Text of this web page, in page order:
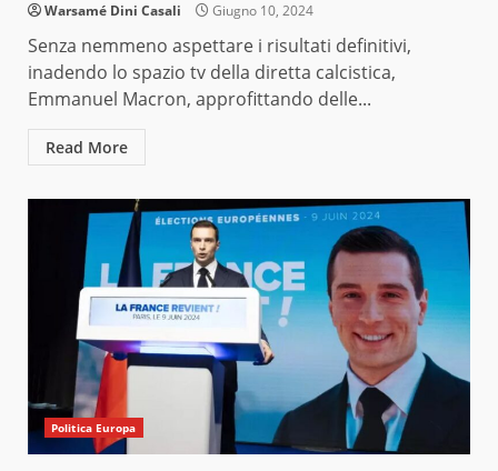
Warsamé Dini Casali Giugno 10, 2024
Senza nemmeno aspettare i risultati definitivi,
inadendo lo spazio tv della diretta calcistica,
Emmanuel Macron, approfittando delle...
Read More
Politica Europa